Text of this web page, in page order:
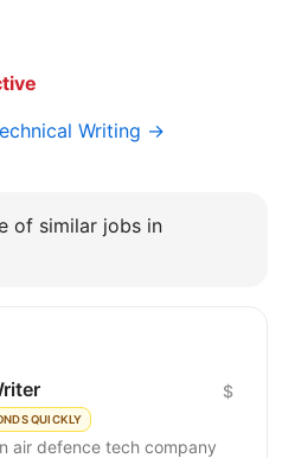
Writing →
of similar jobs in
QUICKLY
$
air defence tech company